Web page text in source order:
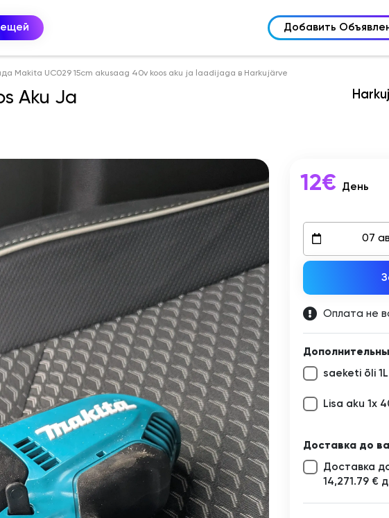
Добавить
Makita UC029 15cm akusaag 40v koos aku ja laadijaga в Harkujärve
Aku Ja
12€ День
Оплата не
saeketi õli 1L
Lisa aku 1x
Доставка до
Доставка
14,271.79 €